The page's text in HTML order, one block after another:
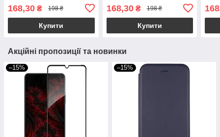
168,30 ₴ 198 ₴
Купити
168,30₴ 198 ₴
Купити
Акційні пропозиції та новинки
–15% –15%